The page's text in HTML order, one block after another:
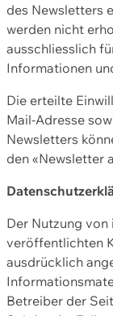
des Newsletters
werden nicht
ausschliesslich
Informationen
Die erteilte
Mail-Adresse
Newsletters
den «Newsletter
Der Nutzung
veröffentlichten
ausdrücklich
Betreiber der